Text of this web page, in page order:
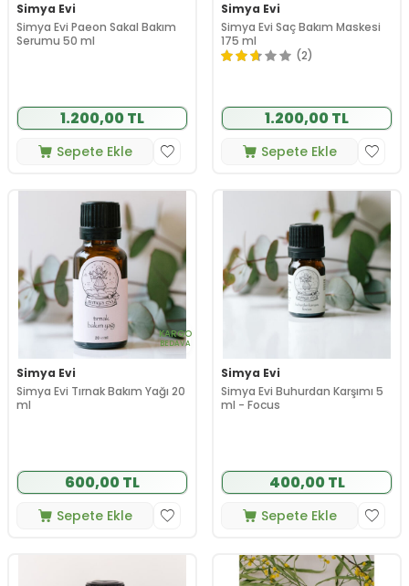
Simya Evi
Simya Evi Paeon Sakal Bakım
Serumu 50 ml
1.200,00 TL
Sepete Ekle
Simya Evi
Simya Evi Saç Bakım Maskesi
175 ml
(2)
1.200,00 TL
Sepete Ekle
KARGO
BEDAVA
Simya Evi
Simya Evi Tırnak Bakım Yağı 20
ml
600,00 TL
Sepete Ekle
Simya Evi
Simya Evi Buhurdan Karşımı 5
ml - Focus
400,00 TL
Sepete Ekle